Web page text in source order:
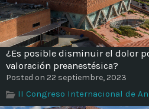
¿Es posible disminuir el dolor
valoración preanestésica?
Posted on 22 septiembre, 2023
II Congreso Internacional de